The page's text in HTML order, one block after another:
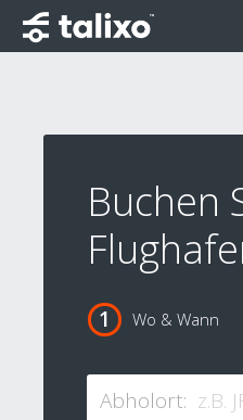
Buchen
Wo & Wann
Abholort: